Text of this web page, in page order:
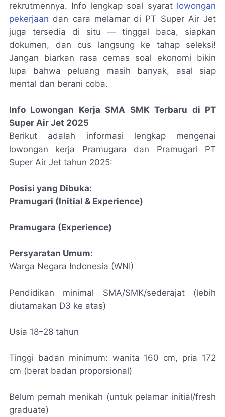
rekrutmennya. Info lengkap soal syarat lowongan
pekerjaan dan cara melamar di PT Super Air Jet
juga tersedia di situ — tinggal baca, siapkan
dokumen, dan cus langsung ke tahap seleksi!
Jangan biarkan rasa cemas soal ekonomi bikin
lupa bahwa peluang masih banyak, asal siap
mental dan berani coba.
Info Lowongan Kerja SMA SMK Terbaru di PT
Super Air Jet 2025
Berikut adalah informasi lengkap mengenai
lowongan kerja Pramugara dan Pramugari PT
Super Air Jet tahun 2025:
Posisi yang Dibuka:
Pramugari (Initial & Experience)
Pramugara (Experience)
Persyaratan Umum:
Warga Negara Indonesia (WNI)
Pendidikan minimal SMA/SMK/sederajat (lebih
diutamakan D3 ke atas)
Usia 18–28 tahun
Tinggi badan minimum: wanita 160 cm, pria 172
cm (berat badan proporsional)
Belum pernah menikah (untuk pelamar initial/fresh
graduate)